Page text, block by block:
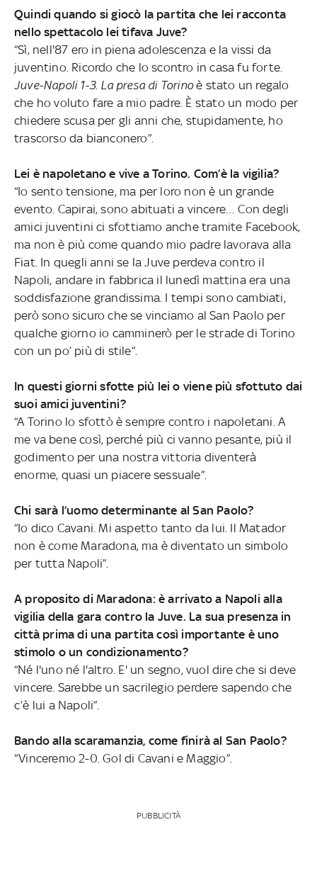
Quindi quando si giocò la partita che lei racconta
nello spettacolo lei tifava Juve?
“Sì, nell'87 ero in piena adolescenza e la vissi da
juventino. Ricordo che lo scontro in casa fu forte.
Juve-Napoli 1-3. La presa di Torinoè stato un regalo
che ho voluto fare a mio padre. È stato un modo per
chiedere scusa per gli anni che, stupidamente, ho
trascorso da bianconero”.
Lei è napoletano e vive a Torino. Com’è la vigilia?
“Io sento tensione, ma per loro non è un grande
evento. Capirai, sono abituati a vincere… Con degli
amici juventini ci sfottiamo anche tramite Facebook,
ma non è più come quando mio padre lavorava alla
Fiat. In quegli anni se la Juve perdeva contro il
Napoli, andare in fabbrica il lunedì mattina era una
soddisfazione grandissima. I tempi sono cambiati,
però sono sicuro che se vinciamo al San Paolo per
qualche giorno io camminerò per le strade di Torino
con un po’ più di stile”.
In questi giorni sfotte più lei o viene più sfottuto dai
suoi amici juventini?
“A Torino lo sfottò è sempre contro i napoletani. A
me va bene così, perché più ci vanno pesante, più il
godimento per una nostra vittoria diventerà
enorme, quasi un piacere sessuale”.
Chi sarà l’uomo determinante al San Paolo?
“Io dico Cavani. Mi aspetto tanto da lui. Il Matador
non è come Maradona, ma è diventato un simbolo
per tutta Napoli”.
A proposito di Maradona: è arrivato a Napoli alla
vigilia della gara contro la Juve. La sua presenza in
città prima di una partita così importante è uno
stimolo o un condizionamento?
“Né l'uno né l'altro. E' un segno, vuol dire che si deve
vincere. Sarebbe un sacrilegio perdere sapendo che
c’è lui a Napoli”.
Bando alla scaramanzia, come finirà al San Paolo?
“Vinceremo 2-0. Gol di Cavani e Maggio”.
PUBBLICITÀ